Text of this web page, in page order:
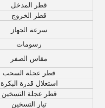
قطر المدخل
قطر الخروج
سرعة الجهاز
رسومات
مقاس الصفر
قطر عجلة السحب
استغلال قدرة البكرة
قطر عجلة التسخين
تيار التسخين